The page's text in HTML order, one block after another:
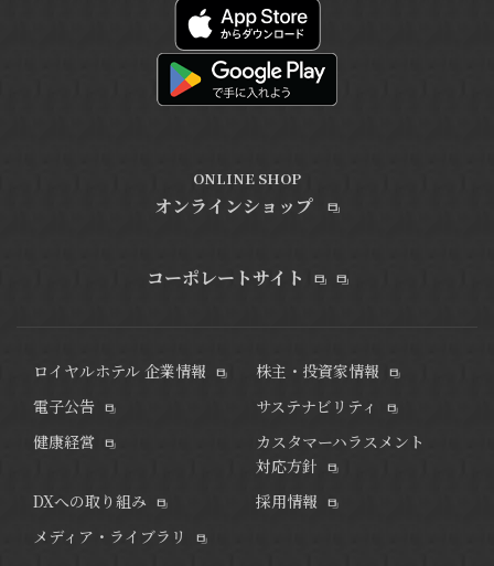
ONLINE SHOP
オンラインショップ
コーポレートサイト
ロイヤルホテル 企業情報
株主・投資家情報
電子公告
サステナビリティ
健康経営
カスタマーハラスメント
対応方針
DXへの取り組み
採用情報
メディア・ライブラリ